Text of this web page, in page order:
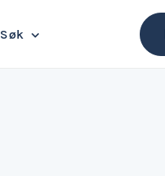
Søk 